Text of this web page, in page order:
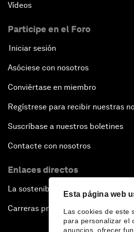
Esta página web
Las cookies de este
para personalizar el
anuncios, ofrecer
Vídeos
Participe en el Foro
Iniciar sesión
Asóciese con nosotros
Conviértase en miembro
Regístrese para recibir nuestras
Suscríbase a nuestros boletines
Contacte con nosotros
Enlaces directos
La sostenibilidad en el Foro
Carreras profesionales